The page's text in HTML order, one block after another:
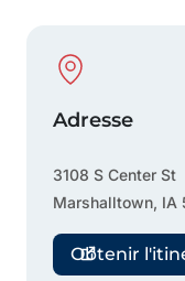
Adresse
3108 S Center St
Marshalltown, IA
Obtenir